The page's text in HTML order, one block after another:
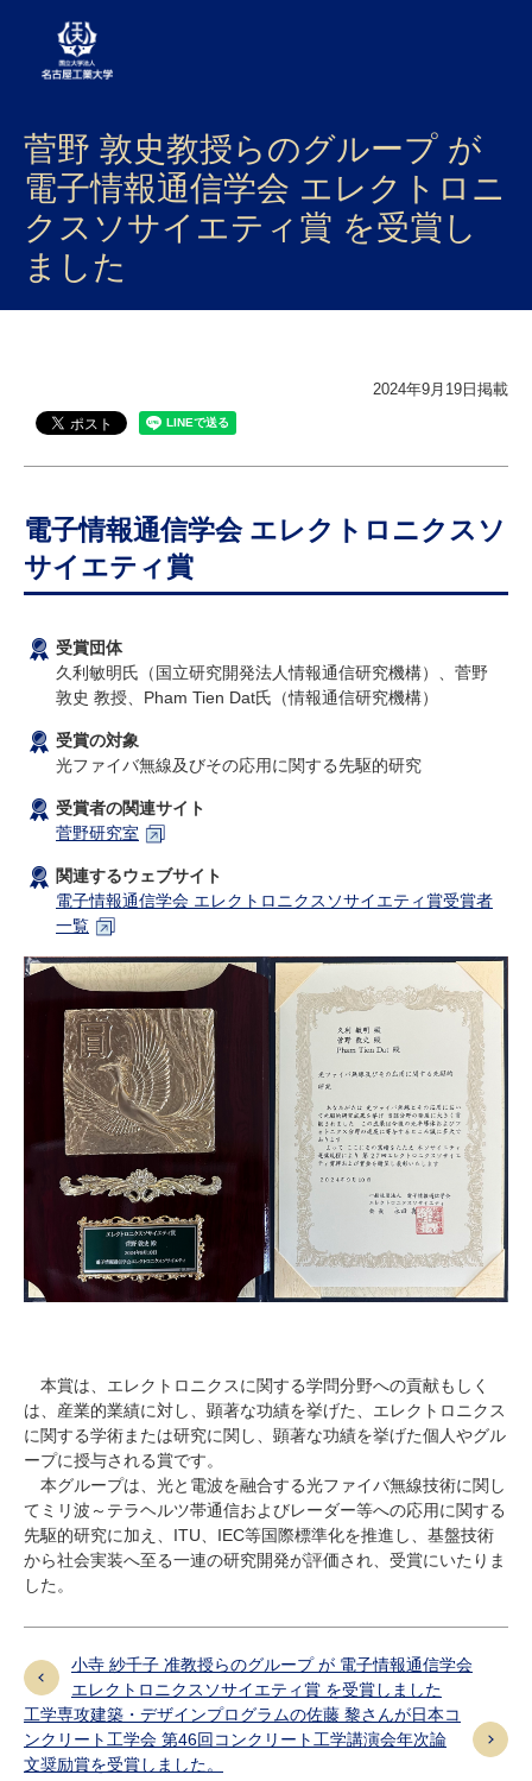
大学案内
学部・大学院・センター
入試
社会連携
国際交流
研究・教員Navi
企業・研究者
寄附のお願い
菅野 敦史教授らのグループ が
電子情報通信学会 エレクトロニ
クスソサイエティ賞 を受賞し
ました
2024年9月19日掲載
電子情報通信学会 エレクトロニクスソ
サイエティ賞
受賞団体
久利敏明氏（国立研究開発法人情報通信研究機構）、菅野
敦史 教授、Pham Tien Dat氏（情報通信研究機構）
受賞の対象
光ファイバ無線及びその応用に関する先駆的研究
受賞者の関連サイト
菅野研究室
関連するウェブサイト
電子情報通信学会 エレクトロニクスソサイエティ賞受賞者
一覧
本賞は、エレクトロニクスに関する学問分野への貢献もしく
は、産業的業績に対し、顕著な功績を挙げた、エレクトロニクス
に関する学術または研究に関し、顕著な功績を挙げた個人やグル
ープに授与される賞です。
本グループは、光と電波を融合する光ファイバ無線技術に関し
てミリ波～テラヘルツ帯通信およびレーダー等への応用に関する
先駆的研究に加え、 ITU IEC等国際標準化を推進し、基盤技術
から社会実装へ至る一連の研究開発が評価され、受賞にいたりま
した。
小寺 紗千子 准教授らのグループ が 電子情報通信学会
エレクトロニクスソサイエティ賞 を受賞しました
工学専攻建築・デザインプログラムの佐藤 黎さんが日本コ
ンクリート工学会 第46回コンクリート工学講演会年次論
文奨励賞を受賞しました。